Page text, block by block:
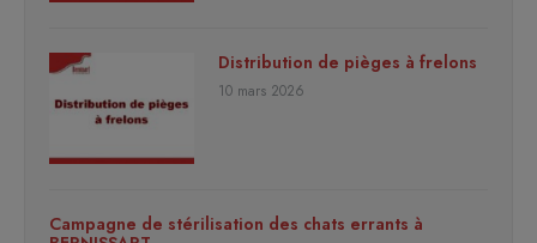
Distribution de pièges à frelons
10 mars 2026
Campagne de stérilisation des chats errants à